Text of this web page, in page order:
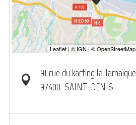
91 rue du karting la Jamaïque
97400 SAINT-DENIS